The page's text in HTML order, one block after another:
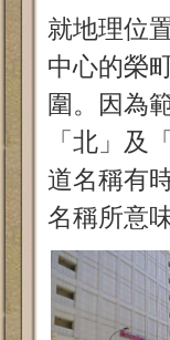
就地理位
中心的榮
圍。因為
「北」及
道名稱有
名稱所意